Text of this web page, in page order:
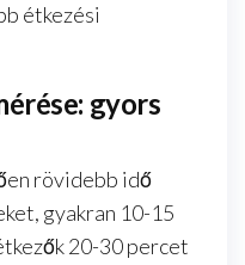
étkezési
gyors
rövidebb idő
gyakran 10-15
20-30 percet